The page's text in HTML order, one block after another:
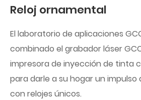
Reloj ornamental
El laboratorio de aplicaciones
combinado el grabador láser
impresora de inyección de tinta
para darle a su hogar un impulso
con relojes únicos.